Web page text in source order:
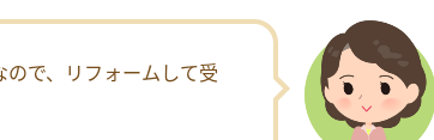
で、リフォームして受